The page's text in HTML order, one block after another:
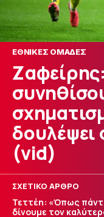
ΕΘΝΙΚΕΣ ΟΜΑΔΕΣ
δουλέψει
(vid)
ΣΧΕΤΙΚΟ ΑΡΘΡΟ
Τεττέη: «Όπως
δίνουμε τον